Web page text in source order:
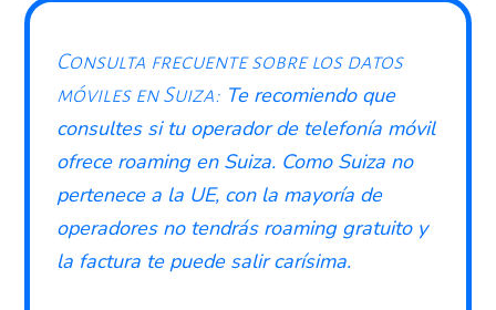
Consulta frecuente sobre los datos
móviles en Suiza: Te recomiendo que
consultes si tu operador de telefonía móvil
ofrece roaming en Suiza. Como Suiza no
pertenece a la UE, con la mayoría de
operadores no tendrás roaming gratuito y
la factura te puede salir carísima.